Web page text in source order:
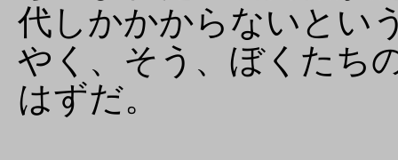
代しかかからないとい
やく、そう、ぼくたち
はずだ。